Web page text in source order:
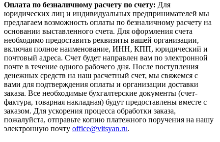
Оплата по безналичному расчету по счету: Для
юридических лиц и индивидуальных предпринимателей мы
предлагаем возможность оплаты по безналичному расчету на
основании выставленного счета. Для оформления счета
необходимо предоставить реквизиты вашей организации,
включая полное наименование, ИНН, КПП, юридический и
почтовый адреса. Счет будет направлен вам по электронной
почте в течение одного рабочего дня. После поступления
денежных средств на наш расчетный счет, мы свяжемся с
вами для подтверждения оплаты и организации доставки
заказа. Все необходимые бухгалтерские документы (счет-
фактура, товарная накладная) будут предоставлены вместе с
заказом. Для ускорения процесса обработки заказа,
пожалуйста, отправьте копию платежного поручения на нашу
электронную почту office@vitsyan.ru.